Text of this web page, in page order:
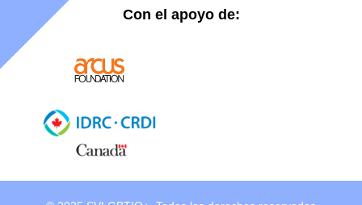
Con el apoyo de: